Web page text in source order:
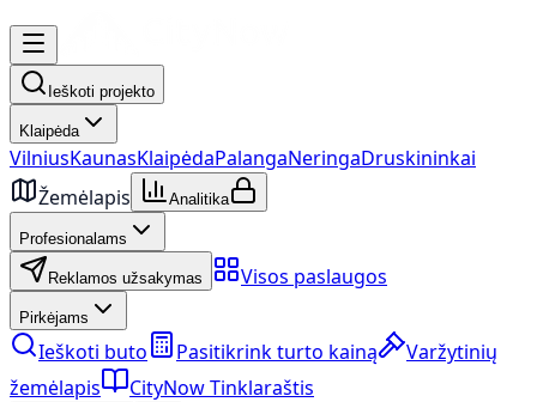
Ieškoti projekto
Klaipėda
VilniusKaunasKlaipėdaPalangaNeringaDruskininkai
Žemėlapis
Analitika
Profesionalams
Reklamos užsakymas Visos paslaugos
Pirkėjams
Ieškoti buto Pasitikrink turto kainą
Varžytinių
žemėlapis
CityNow Tinklaraštis